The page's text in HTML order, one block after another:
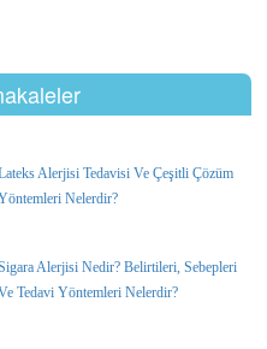
Alerjisi Tedavisi Ve Çeşitli Çözüm
Nelerdir?
Alerjisi Nedir? Belirtileri, Sebepleri
Tedavi Yöntemleri Nelerdir?